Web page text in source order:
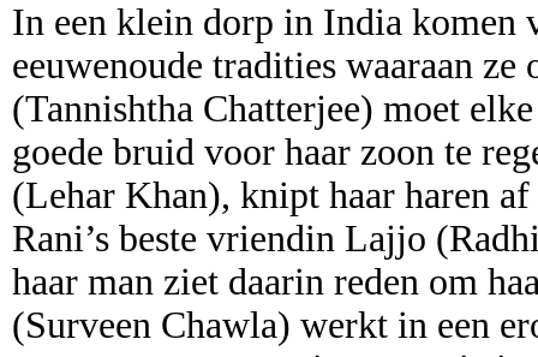
In een klein dorp in India komen
eeuwenoude tradities waaraan
(Tannishtha Chatterjee) moet
goede bruid voor haar zoon te
(Lehar Khan), knipt haar haren
Rani’s beste vriendin Lajjo
haar man ziet daarin reden om
(Surveen Chawla) werkt in een